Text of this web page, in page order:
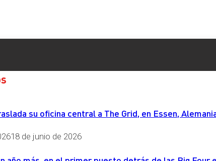
su oficina central a The Grid, en Essen,
18 de junio de 2026